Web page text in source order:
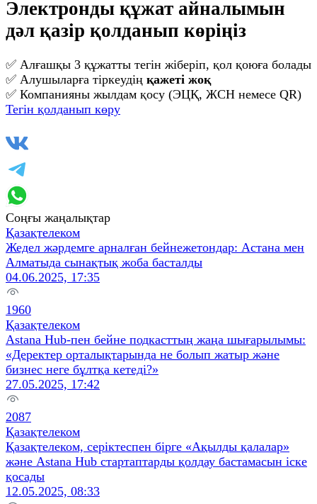
Электронды құжат айналымын
дәл қазір қолданып көріңіз
✅ Алғашқы 3 құжатты тегін жіберіп, қол қоюға болады
✅ Алушыларға тіркеудің қажеті жоқ
✅ Компанияны жылдам қосу (ЭЦҚ, ЖСН немесе QR)
Тегін қолданып көру
Соңғы жаңалықтар
Қазақтелеком
Жедел жәрдемге арналған бейнежетондар: Астана мен
Алматыда сынақтық жоба басталды
04.06.2025, 17:35
1960
Қазақтелеком
Astana Hub-пен бейне подкасттың жаңа шығарылымы:
«Деректер орталықтарында не болып жатыр және
бизнес неге бұлтқа кетеді?»
27.05.2025, 17:42
2087
Қазақтелеком
Қазақтелеком, серіктеспен бірге «Ақылды қалалар»
және Astana Hub стартаптарды қолдау бастамасын іске
қосады
12.05.2025, 08:33